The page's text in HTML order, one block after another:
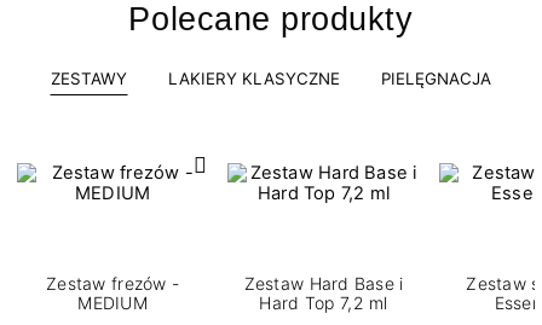
Polecane produkty
ZESTAWY LAKIERY KLASYCZNE PIELĘGNACJA
Zestaw frezów -
MEDIUM
Zestaw Hard Base i
Hard Top 7,2 ml
Zestaw